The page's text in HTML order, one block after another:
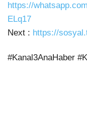
https://
ELq17
Next : https://
#Kanal3AnaHaber